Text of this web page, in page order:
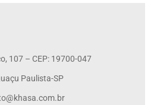
107 – CEP: 19700-047
Paulista-SP